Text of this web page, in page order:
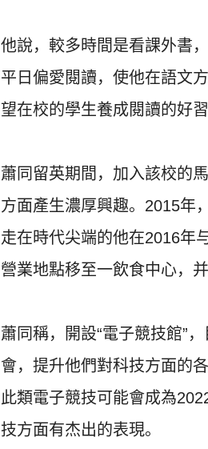
他說，較多時間是看課外書
平日偏愛閱讀， 使他在語文
望在校的學生養成閱讀的好習
蕭同留英期間，加入該校的
方面產生濃厚興趣。2015年，
走在時代尖端的他在2016年
營業地點移至一飲食中心，
蕭同稱，開設“電子競技館”，
會， 提升他們對科技方面的各
此類電子競技可能會成為
技方面有杰出的表現。